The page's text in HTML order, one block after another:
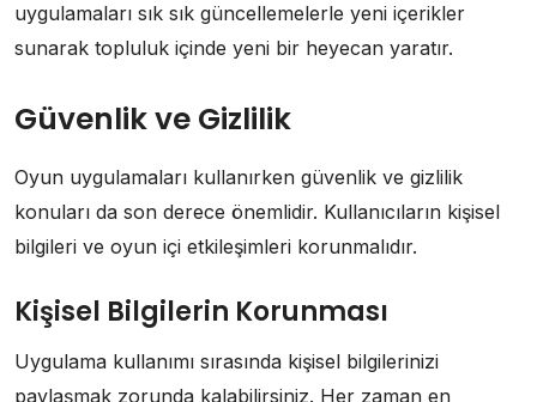
uygulamaları sık sık güncellemelerle yeni içerikler
sunarak topluluk içinde yeni bir heyecan yaratır.
Güvenlik ve Gizlilik
Oyun uygulamaları kullanırken güvenlik ve gizlilik
konuları da son derece önemlidir. Kullanıcıların kişisel
bilgileri ve oyun içi etkileşimleri korunmalıdır.
Kişisel Bilgilerin Korunması
Uygulama kullanımı sırasında kişisel bilgilerinizi
paylaşmak zorunda kalabilirsiniz. Her zaman en